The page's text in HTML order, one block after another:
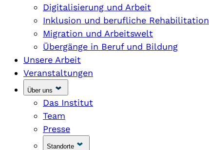
Digitalisierung und Arbeit
Inklusion und berufliche Rehabilitation
Migration und Arbeitswelt
Übergänge in Beruf und Bildung
Unsere Arbeit
Veranstaltungen
Über uns
Das Institut
Team
Presse
Standorte